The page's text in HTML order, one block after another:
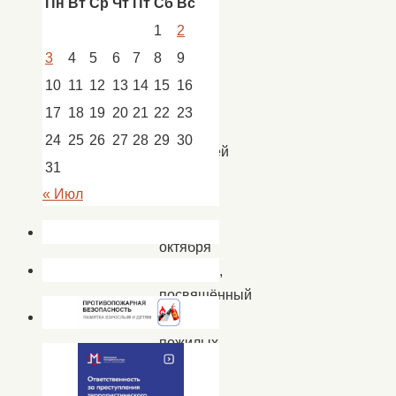
новости
Удачное
Стало
традицией
октября
праздник,
посвящённый
дню
пожилых
людей.
Пн Вт Ср Чт Пт Сб Вс
1
2
3
4 5 6 7 8
9
10 11 12 13 14 15 16
17 18 19 20 21 22 23
24 25 26 27 28 29 30
31
« Июл